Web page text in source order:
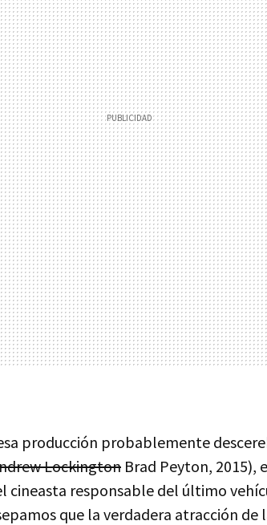
producción probablemente
Lockington Brad Peyton, 2015),
cineasta responsable del último
que la verdadera atracción de